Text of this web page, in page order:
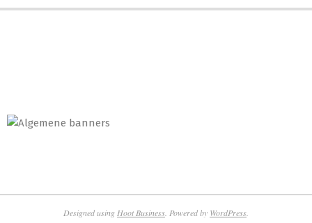
Designed using Hoot Business . Powered by WordPress